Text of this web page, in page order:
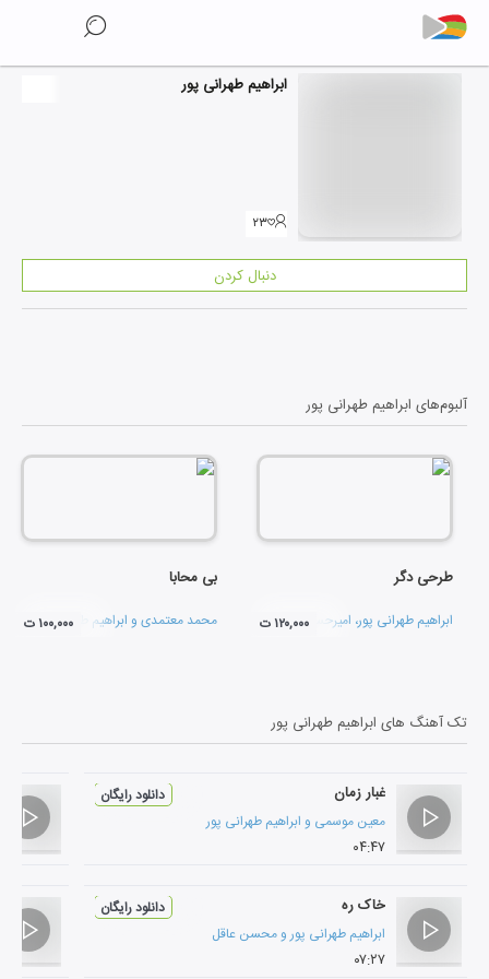
ابراهیم طهرانی پور
۲۳
دنبال کردن
آلبوم‌های ابراهیم طهرانی پور
طرحی دگر
ابراهیم طهرانی پور، امیرحسین طهرانی پور حسن کیانی نژاد ۱۲۰,۰۰۰ ت
بی محابا
محمد معتمدی و ابراهیم طهرانی پور
۱۰۰,۰۰۰ ت
تک آهنگ های ابراهیم طهرانی پور
غبار زمان
معین موسمی و ابراهیم طهرانی پور
۰۴:۴۷
دانلود رایگان
خاک ره
ابراهیم طهرانی پورومحسن عاقل
۰۷:۲۷
دانلود رایگان